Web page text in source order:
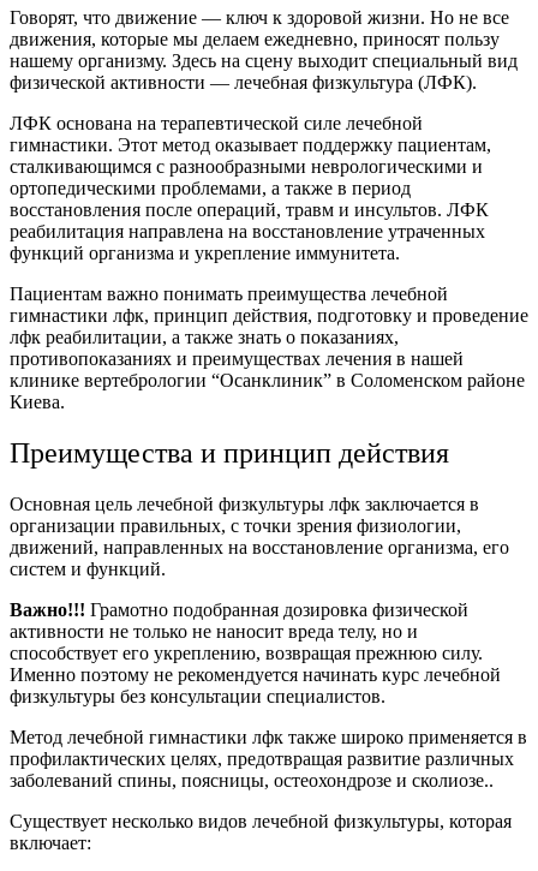
Говорят, что движение — ключ к здоровой жизни. Но не все
движения, которые мы делаем ежедневно, приносят пользу
нашему организму. Здесь на сцену выходит специальный вид
физической активности — лечебная физкультура (ЛФК).
ЛФК основана на терапевтической силе лечебной
гимнастики. Этот метод оказывает поддержку пациентам,
сталкивающимся с разнообразными неврологическими и
ортопедическими проблемами, а также в период
восстановления после операций, травм и инсультов. ЛФК
реабилитация направлена на восстановление утраченных
функций организма и укрепление иммунитета.
Пациентам важно понимать преимущества лечебной
гимнастики лфк, принцип действия, подготовку и проведение
лфк реабилитации, а также знать о показаниях,
противопоказаниях и преимуществах лечения в нашей
клинике вертебрологии “Осанклиник” в Соломенском районе
Киева.
Преимущества и принцип действия
Основная цель лечебной физкультуры лфк заключается в
организации правильных, с точки зрения физиологии,
движений, направленных на восстановление организма, его
систем и функций.
Важно!!! Грамотно подобранная дозировка физической
активности не только не наносит вреда телу, но и
способствует его укреплению, возвращая прежнюю силу.
Именно поэтому не рекомендуется начинать курс лечебной
физкультуры без консультации специалистов.
Метод лечебной гимнастики лфк также широко применяется в
профилактических целях, предотвращая развитие различных
заболеваний спины, поясницы, остеохондрозе и сколиозе..
Существует несколько видов лечебной физкультуры, которая
включает: